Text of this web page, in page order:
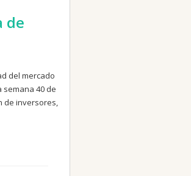
de
del mercado
40 de
de inversores,